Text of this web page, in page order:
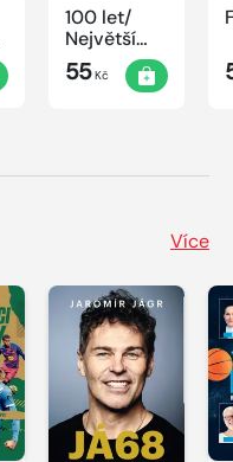
100 let/
Největší
okamžiky
českého
55Kč
Více